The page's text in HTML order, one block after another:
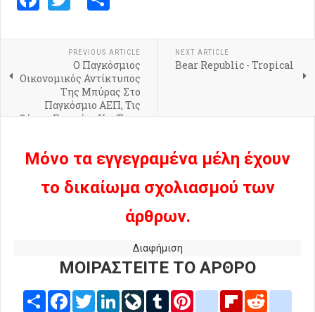
PREVIOUS ARTICLE
Ο Παγκόσμιος
Οικονομικός Αντίκτυπος
Της Μπύρας Στο
Παγκόσμιο ΑΕΠ, Τις
Θέσεις Εργασίας Και Τους
NEXT ARTICLE
Bear Republic - Tropical
Μόνο τα εγγεγραμένα μέλη έχουν
το δικαίωμα σχολιασμού των
άρθρων.
Διαφήμιση
ΜΟΙΡΑΣΤΕΙΤΕ ΤΟ ΑΡΘΡΟ
Share FacebookTwitterLinkedInLiveJournal
Tumblr Pinterestblogger_post
Flipboard